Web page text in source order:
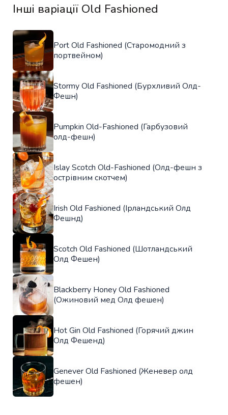
Інші варіації Old Fashioned
Port Old Fashioned (Старомодний з
портвейном)
Stormy Old Fashioned (Бурхливий Олд-
Фешн)
Pumpkin Old-Fashioned (Гарбузовий
олд-фешн)
Islay Scotch Old-Fashioned (Олд-фешн з
острівним скотчем)
Irish Old Fashioned (Ірландський Олд
Фешнд)
Scotch Old Fashioned (Шотландський
Олд Фешен)
Blackberry Honey Old Fashioned
(Ожиновий мед Олд фешен)
Hot Gin Old Fashioned (Горячий джин
Олд Фешенд)
Genever Old Fashioned (Женевер олд
фешен)